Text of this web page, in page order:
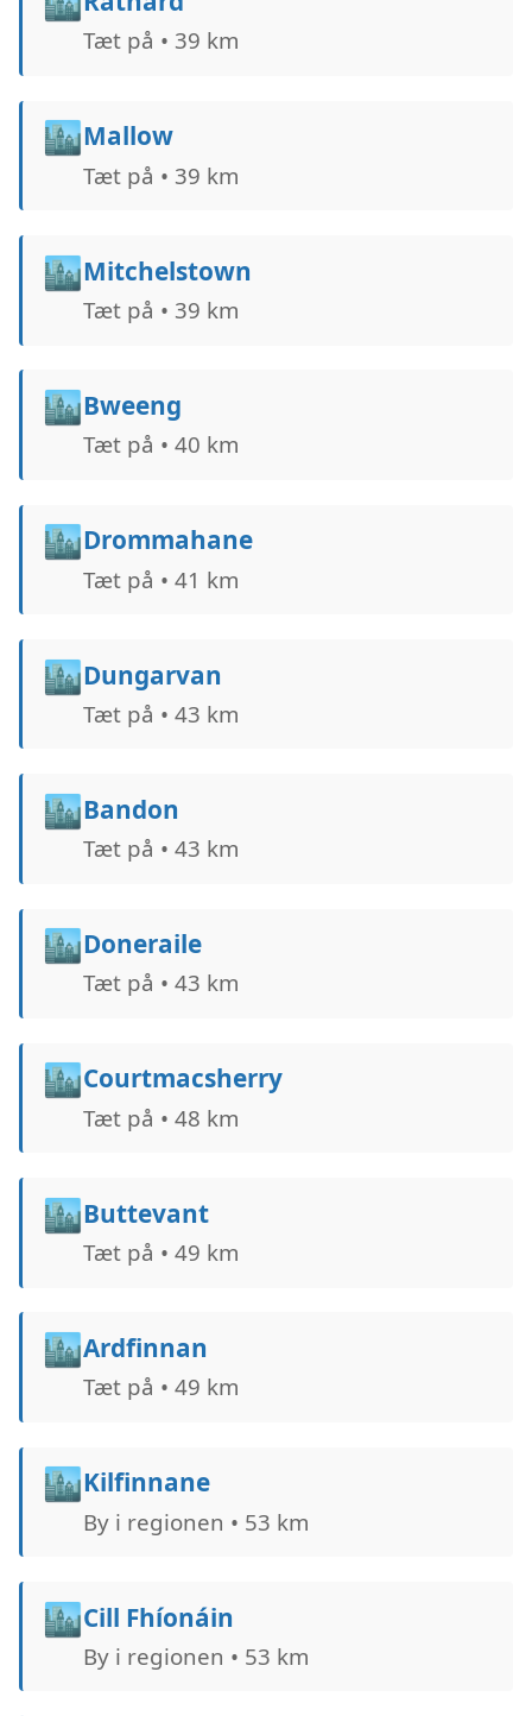
Tæt på • 39 km
🏙️Mallow
Tæt på • 39 km
🏙️Mitchelstown
Tæt på • 39 km
🏙️Bweeng
Tæt på • 40 km
🏙️Drommahane
Tæt på • 41 km
🏙️Dungarvan
Tæt på • 43 km
🏙️Bandon
Tæt på • 43 km
🏙️Doneraile
Tæt på • 43 km
🏙️Courtmacsherry
Tæt på • 48 km
🏙️Buttevant
Tæt på • 49 km
🏙️Ardfinnan
Tæt på • 49 km
🏙️Kilfinnane
By i regionen • 53 km
🏙️Cill Fhíonáin
By i regionen • 53 km